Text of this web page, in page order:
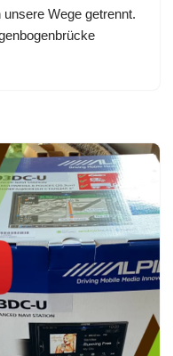
Wege getrennt.